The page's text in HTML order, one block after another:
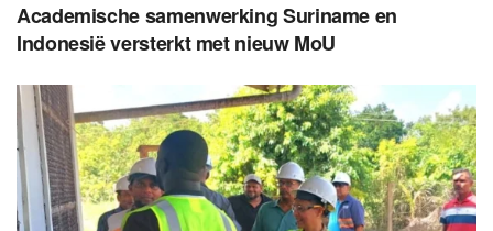
Academische samenwerking Suriname en
Indonesië versterkt met nieuw MoU